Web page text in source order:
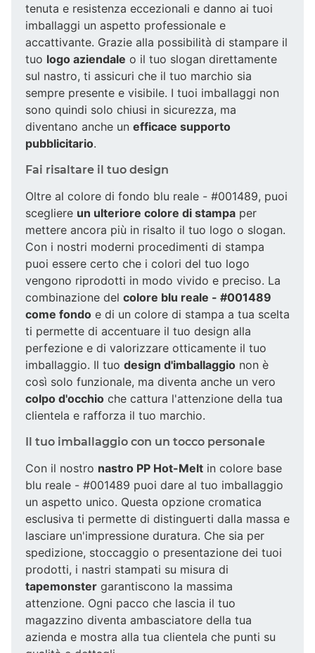
tenuta e resistenza eccezionali e danno ai tuoi
imballaggi un aspetto professionale e
accattivante. Grazie alla possibilità di stampare il
tuo logo aziendale o il tuo slogan direttamente
sul nastro, ti assicuri che il tuo marchio sia
sempre presente e visibile. I tuoi imballaggi non
sono quindi solo chiusi in sicurezza, ma
diventano anche un efficace supporto
pubblicitario.
Fai risaltare il tuo design
Oltre al colore di fondo blu reale - #001489, puoi
scegliere un ulteriore colore di stampa per
mettere ancora più in risalto il tuo logo o slogan.
Con i nostri moderni procedimenti di stampa
puoi essere certo che i colori del tuo logo
vengono riprodotti in modo vivido e preciso. La
combinazione del colore blu reale - #001489
come fondo e di un colore di stampa a tua scelta
ti permette di accentuare il tuo design alla
perfezione e di valorizzare otticamente il tuo
imballaggio. Il tuo design d'imballaggio non è
così solo funzionale, ma diventa anche un vero
colpo d'occhio che cattura l'attenzione della tua
clientela e rafforza il tuo marchio.
Il tuo imballaggio con un tocco personale
Con il nostro nastro PP Hot-Melt in colore base
blu reale - #001489 puoi dare al tuo imballaggio
un aspetto unico. Questa opzione cromatica
esclusiva ti permette di distinguerti dalla massa e
lasciare un'impressione duratura. Che sia per
spedizione, stoccaggio o presentazione dei tuoi
prodotti, i nastri stampati su misura di
tapemonster garantiscono la massima
attenzione. Ogni pacco che lascia il tuo
magazzino diventa ambasciatore della tua
azienda e mostra alla tua clientela che punti su